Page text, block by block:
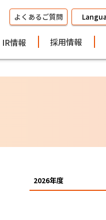
よくあるご質問
IR情報 採用情報